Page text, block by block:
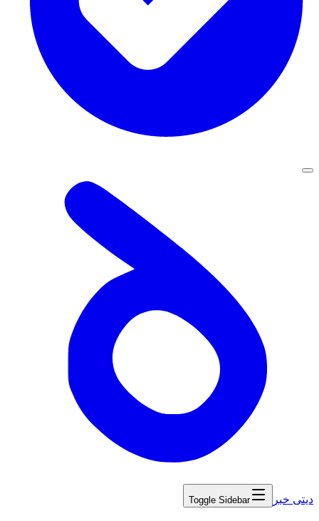
دیتی خبر Toggle Sidebar